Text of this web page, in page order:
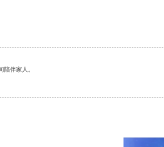
伴家人。